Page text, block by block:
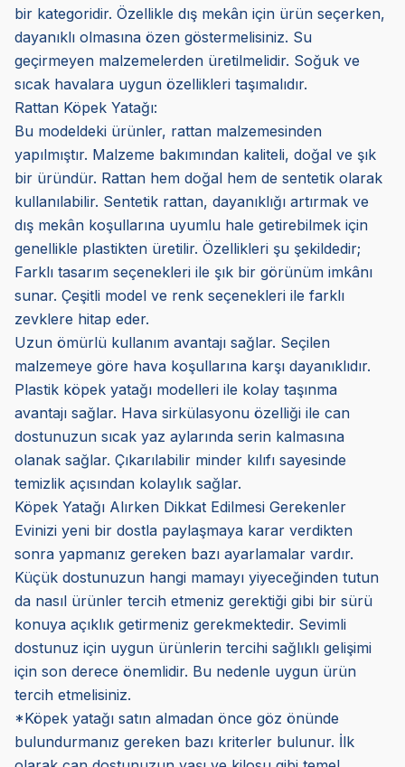
bir kategoridir. Özellikle dış mekân için ürün seçerken,
dayanıklı olmasına özen göstermelisiniz. Su
geçirmeyen malzemelerden üretilmelidir. Soğuk ve
sıcak havalara uygun özellikleri taşımalıdır.
Rattan Köpek Yatağı:
Bu modeldeki ürünler, rattan malzemesinden
yapılmıştır. Malzeme bakımından kaliteli, doğal ve şık
bir üründür. Rattan hem doğal hem de sentetik olarak
kullanılabilir. Sentetik rattan, dayanıklığı artırmak ve
dış mekân koşullarına uyumlu hale getirebilmek için
genellikle plastikten üretilir. Özellikleri şu şekildedir;
Farklı tasarım seçenekleri ile şık bir görünüm imkânı
sunar. Çeşitli model ve renk seçenekleri ile farklı
zevklere hitap eder.
Uzun ömürlü kullanım avantajı sağlar. Seçilen
malzemeye göre hava koşullarına karşı dayanıklıdır.
Plastik köpek yatağı modelleri ile kolay taşınma
avantajı sağlar. Hava sirkülasyonu özelliği ile can
dostunuzun sıcak yaz aylarında serin kalmasına
olanak sağlar. Çıkarılabilir minder kılıfı sayesinde
temizlik açısından kolaylık sağlar.
Köpek Yatağı Alırken Dikkat Edilmesi Gerekenler
Evinizi yeni bir dostla paylaşmaya karar verdikten
sonra yapmanız gereken bazı ayarlamalar vardır.
Küçük dostunuzun hangi mamayı yiyeceğinden tutun
da nasıl ürünler tercih etmeniz gerektiği gibi bir sürü
konuya açıklık getirmeniz gerekmektedir. Sevimli
dostunuz için uygun ürünlerin tercihi sağlıklı gelişimi
için son derece önemlidir. Bu nedenle uygun ürün
tercih etmelisiniz.
*Köpek yatağı satın almadan önce göz önünde
bulundurmanız gereken bazı kriterler bulunur. İlk